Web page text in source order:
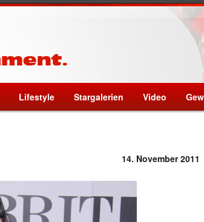
Lifestyle Stargalerien Video
14. November 2011